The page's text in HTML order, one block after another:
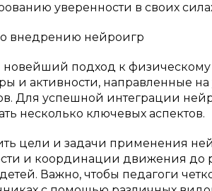
уверенности в своих
внедрению нейроигр
новейший подход к
и активности, направленные
Для успешной интеграции
несколько ключевых аспектов.
цели и задачи применения
и координации движения до
Важно, чтобы педагоги